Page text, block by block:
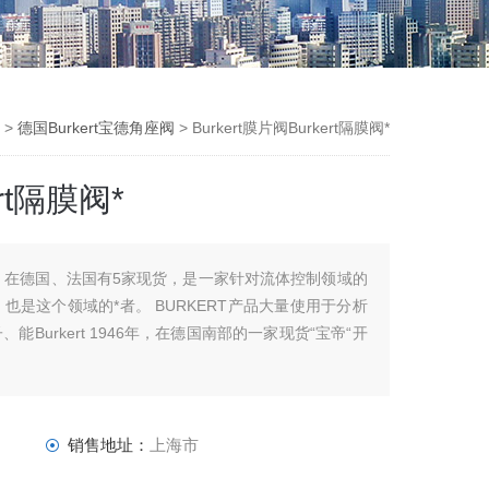
德国Burkert宝德角座阀 > Burkert膜片阀Burkert隔膜阀*
隔膜阀*
德国、法国有5家现货，是一家针对流体控制领域的
是这个领域的*者。 BURKERT产品大量使用于分析
能Burkert 1946年，在德国南部的一家现货“宝帝“开
销售地址： 上海市